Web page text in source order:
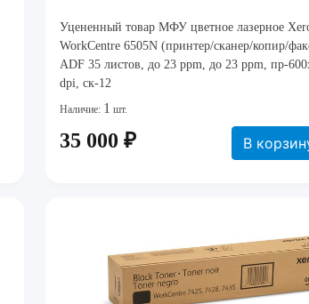
Уцененный товар МФУ цветное лазерное
WorkCentre 6505N (принтер/сканер/копир/
ADF 35 листов, до 23 ppm, до 23 ppm, пр-
dpi, ск-12
Наличие: 1 шт.
35 000 ₽ В